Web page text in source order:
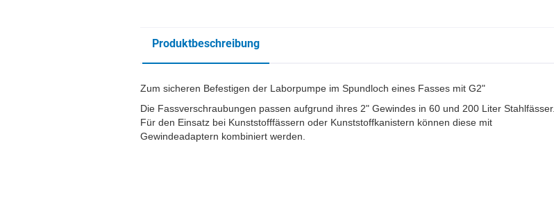
Produktbeschreibung
Zum sicheren Befestigen der Laborpumpe im Spundloch eines Fasses mit G2"
Die Fassverschraubungen passen aufgrund ihres 2" Gewindes in 60 und 200 Liter Stahlfässer.
Für den Einsatz bei Kunststofffässern oder Kunststoffkanistern können diese mit
Gewindeadaptern kombiniert werden.